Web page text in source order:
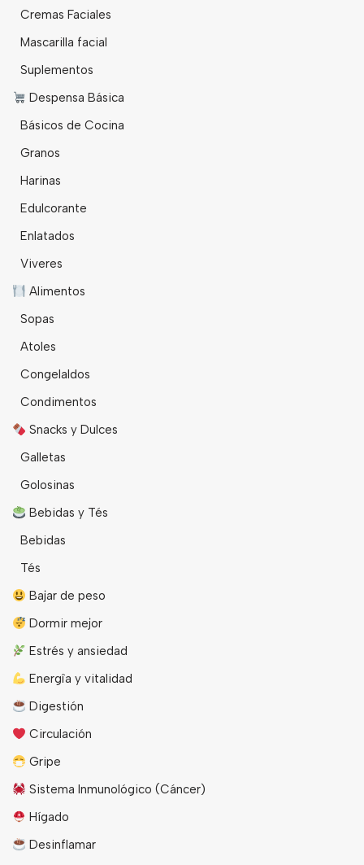
Cremas Faciales
Mascarilla facial
Suplementos
Despensa Básica
Básicos de Cocina
Granos
Harinas
Edulcorante
Enlatados
Viveres
Alimentos
Sopas
Atoles
Congelaldos
Condimentos
Snacks y Dulces
Galletas
Golosinas
Bebidas y Tés
Bebidas
Tés
Bajar de peso
Dormir mejor
Estrés y ansiedad
Energîa y vitalidad
Digestión
Circulación
Gripe
Sistema Inmunológico (Cáncer)
Hígado
Desinflamar